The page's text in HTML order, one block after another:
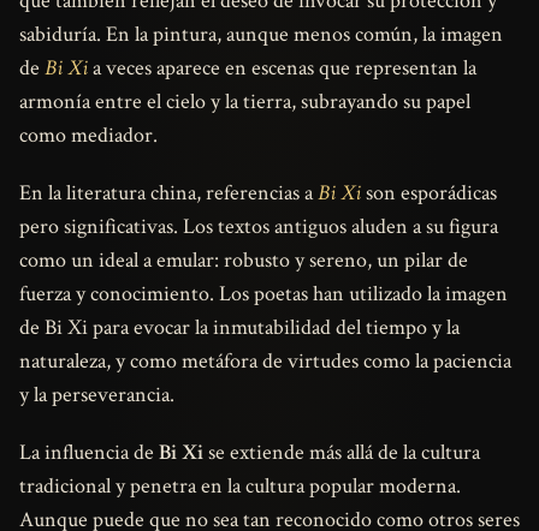
sabiduría. En la pintura, aunque menos común, la imagen
de Bi Xia veces aparece en escenas que representan la
armonía entre el cielo y la tierra, subrayando su papel
como mediador.
En la literatura china, referencias aBi Xison esporádicas
pero significativas. Los textos antiguos aluden a su figura
como un ideal a emular: robusto y sereno, un pilar de
fuerza y conocimiento. Los poetas han utilizado la imagen
de Bi Xi para evocar la inmutabilidad del tiempo y la
naturaleza, y como metáfora de virtudes como la paciencia
y la perseverancia.
La influencia de Bi Xise extiende más allá de la cultura
tradicional y penetra en la cultura popular moderna.
Aunque puede que no sea tan reconocido como otros seres